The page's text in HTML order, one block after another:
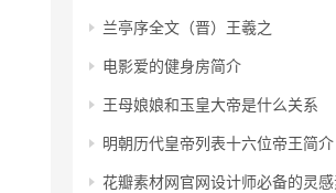
兰亭序全文（晋）王羲之
电影爱的健身房简介
王母娘娘和玉皇大帝是什么关系
明朝历代皇帝列表十六位帝王简介
花瓣素材网官网设计师必备的灵